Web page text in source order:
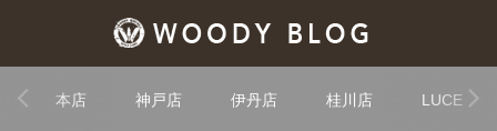
本店 神戸店 伊丹店 桂川店 LUCE